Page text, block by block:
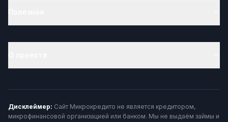
Дисклеймер: Сайт Микрокредито не является кредитором,
микрофинансовой организацией или банком. Мы не выдаём займы и